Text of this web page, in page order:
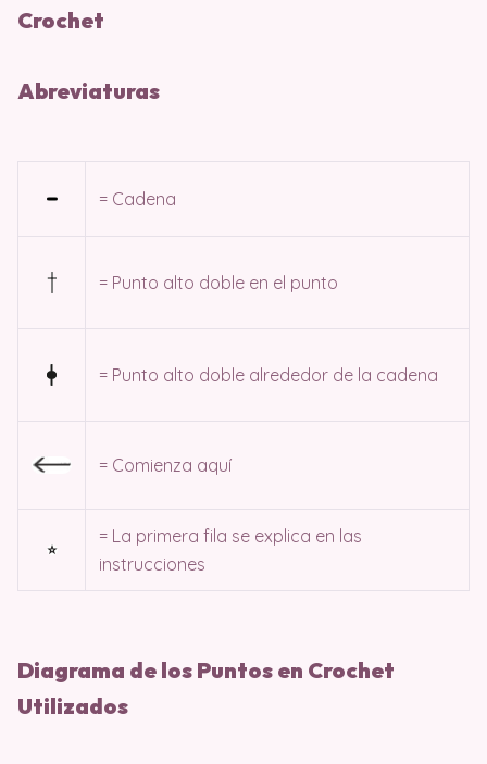
Crochet
Abreviaturas
= Cadena
= Punto alto doble en el punto
= Punto alto doble alrededor de la cadena
= Comienza aquí
= La primera fila se explica en las
instrucciones
Diagrama de los Puntos en Crochet
Utilizados